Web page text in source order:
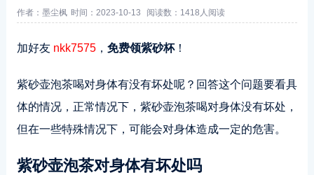
作者：墨尘枫 时间：2023-10-13 阅读数： 1418人阅读
加好友 nkk7575， 免费领紫砂杯！
紫砂壶泡茶喝对身体有没有坏处呢？回答这个问题要看具
体的情况，正常情况下，紫砂壶泡茶喝对身体没有坏处，
但在一些特殊情况下，可能会对身体造成一定的危害。
紫砂壶泡茶对身体有坏处吗